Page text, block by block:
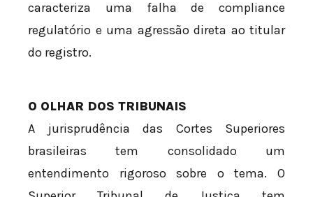
caracteriza uma falha de compliance
regulatório e uma agressão direta ao titular
do registro.
O OLHAR DOS TRIBUNAIS
A jurisprudência das Cortes Superiores
brasileiras tem consolidado um
entendimento rigoroso sobre o tema. O